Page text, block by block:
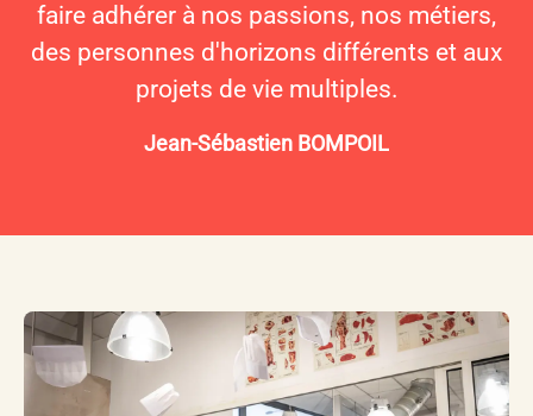
faire adhérer à nos passions, nos métiers,
des personnes d'horizons différents et aux
projets de vie multiples.
Jean-Sébastien BOMPOIL